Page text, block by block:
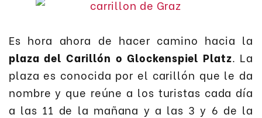
Es hora ahora de hacer camino hacia la
plaza del Carillón o Glockenspiel Platz. La
plaza es conocida por el carillón que le da
nombre y que reúne a los turistas cada día
a las 11 de la mañana y a las 3 y 6 de la